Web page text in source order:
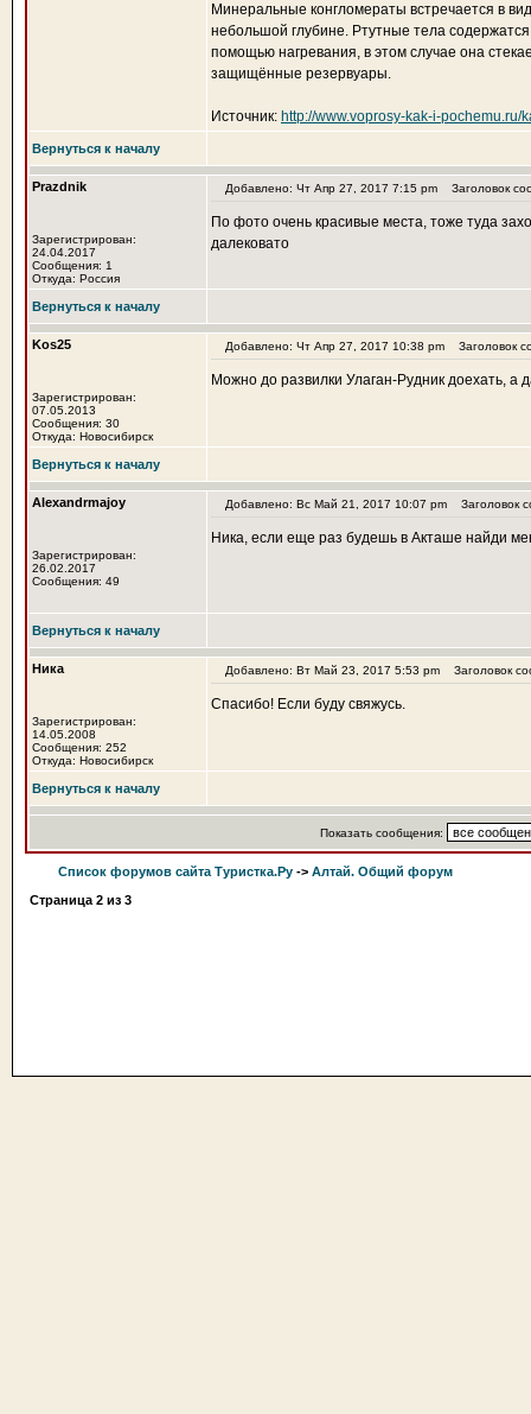
Минеральные конгломераты встречается в
небольшой глубине. Ртутные тела
помощью нагревания, в этом случае она
защищённые резервуары.
Источник: http://www.voprosy-kak-i-pochemu.ru/
Вернуться к началу
Prazdnik
Зарегистрирован:
24.04.2017
Сообщения: 1
Откуда: Россия
Добавлено: Чт Апр 27, 2017 7:15 pm Заголовок
По фото очень красивые места, тоже туда
далековато
Вернуться к началу
Kos25
Зарегистрирован:
07.05.2013
Сообщения: 30
Откуда: Новосибирск
Добавлено: Чт Апр 27, 2017 10:38 pm Заголовок
Можно до развилки Улаган-Рудник доехать, а
Вернуться к началу
Alexandrmajoy
Зарегистрирован:
26.02.2017
Сообщения: 49
Добавлено: Вс Май 21, 2017 10:07 pm Заголовок
Ника, если еще раз будешь в Акташе найди
Вернуться к началу
Ника
Зарегистрирован:
14.05.2008
Сообщения: 252
Откуда: Новосибирск
Добавлено: Вт Май 23, 2017 5:53 pm Заголовок
Спасибо! Если буду свяжусь.
Вернуться к началу
Показать сообщения:
Список форумов сайта Туристка.Ру -> Алтай. Общий форум
Страница 2 из 3